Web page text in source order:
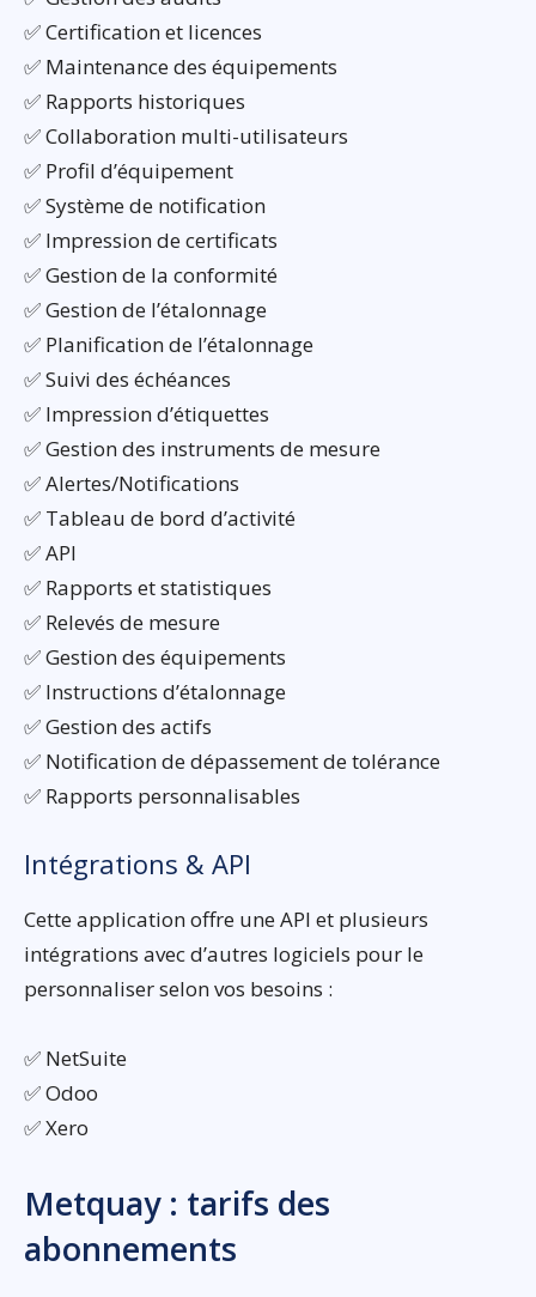
✅ Certification et licences
✅ Maintenance des équipements
✅ Rapports historiques
✅ Collaboration multi-utilisateurs
✅ Profil d’équipement
✅ Système de notification
✅ Impression de certificats
✅ Gestion de la conformité
✅ Gestion de l’étalonnage
✅ Planification de l’étalonnage
✅ Suivi des échéances
✅ Impression d’étiquettes
✅ Gestion des instruments de mesure
✅ Alertes/Notifications
✅ Tableau de bord d’activité
✅ API
✅ Rapports et statistiques
✅ Relevés de mesure
✅ Gestion des équipements
✅ Instructions d’étalonnage
✅ Gestion des actifs
✅ Notification de dépassement de tolérance
✅ Rapports personnalisables
Intégrations & API
Cette application offre une API et plusieurs
intégrations avec d’autres logiciels pour le
personnaliser selon vos besoins :
✅ NetSuite
✅ Odoo
✅ Xero
Metquay : tarifs des
abonnements